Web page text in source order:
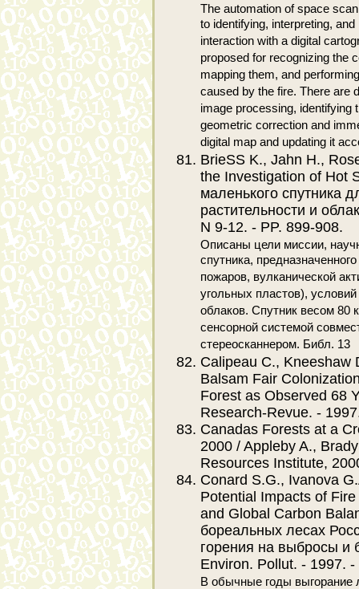
The automation of space
to identifying, interpreting,
interaction with a digital
proposed for recognizing the
mapping them, and
caused by the fire. There are
image processing, identifying
geometric correction and
digital map and updating it
BrieSS K., Jahn H.,
the Investigation of Hot
маленького спутника
растительности и
N 9-12. - PP. 899-908.
Описаны цели миссии,
спутника,
пожаров, вулканической
угольных пластов),
облаков. Спутник весом 80
сенсорной системой
стереосканнером. Библ. 13
Calipeau C., Kneeshaw
Balsam Fair
Forest as Observed 68
Research-Revue. -
Canadas Forests at a
2000 / Appleby A.,
Resources Institute,
Conard S.G., Ivanova
Potential Impacts of
and Global Carbon
бореальных лесах
горения на выбросы и
Environ. Pollut. - 1997.
В обычные годы выгорание